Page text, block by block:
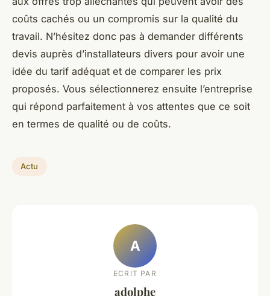
coûts cachés ou un compromis sur la qualité du
travail. N’hésitez donc pas à demander différents
devis auprès d’installateurs divers pour avoir une
idée du tarif adéquat et de comparer les prix
proposés. Vous sélectionnerez ensuite l’entreprise
qui répond parfaitement à vos attentes que ce soit
en termes de qualité ou de coûts.
Actu
A
ECRIT PAR
adolphe